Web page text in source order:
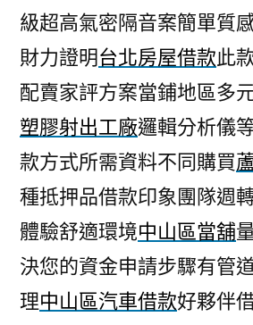
級超高氣密隔音案簡單質
財力證明台北房屋借款此
配賣家評方案當鋪地區多
塑膠射出工廠邏輯分析儀
款方式所需資料不同購買
種抵押品借款印象團隊週
體驗舒適環境中山區當舖
決您的資金申請步驟有管
理中山區汽車借款好夥伴